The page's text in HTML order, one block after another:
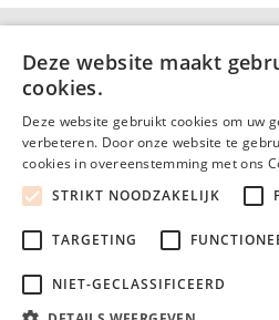
mobiele telefoon
Mijn-Gsm-Abonnement.be is een
Deze website maakt
cookies.
Deze website gebruikt cookies om uw
verbeteren. Door onze website te
cookies in overeenstemming met ons
STRIKT NOODZAKELIJK
TARGETING
NIET-GECLASSIFICEERD